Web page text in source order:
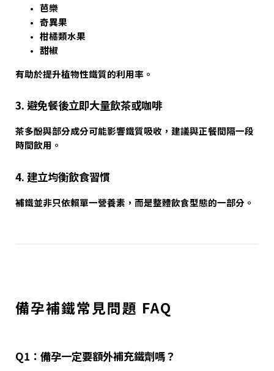
芭樂
奇異果
柑橘類水果
甜椒
有助於提升植物性鐵質的利用率。
3. 避免餐後立即大量飲茶或咖啡
茶多酚與部分成分可能影響鐵質吸收，建議與正餐間隔一段
時間飲用。
4. 建立均衡飲食習慣
補鐵並非只依賴單一營養素，而是整體飲食型態的一部分。
備孕補鐵常見問題 FAQ
Q1：備孕一定要額外補充鐵劑嗎？